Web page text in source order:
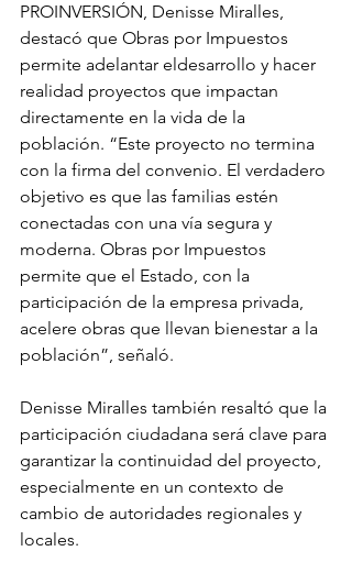
PROINVERSIÓN, Denisse Miralles,
destacó que Obras por Impuestos
permite adelantar eldesarrollo y hacer
realidad proyectos que impactan
directamente en la vida de la
población. “Este proyecto no termina
con la firma del convenio. El verdadero
objetivo es que las familias estén
conectadas con una vía segura y
moderna. Obras por Impuestos
permite que el Estado, con la
participación de la empresa privada,
acelere obras que llevan bienestar a la
población”, señaló.
Denisse Miralles también resaltó que la
participación ciudadana será clave para
garantizar la continuidad del proyecto,
especialmente en un contexto de
cambio de autoridades regionales y
locales.